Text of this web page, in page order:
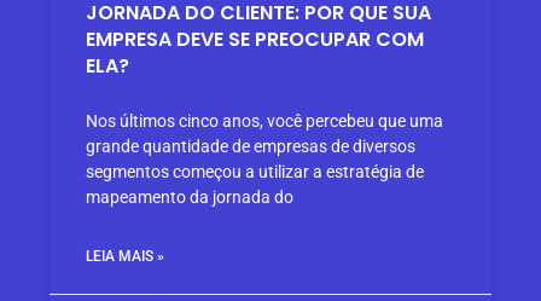
JORNADA DO CLIENTE: POR QUE SUA
EMPRESA DEVE SE PREOCUPAR COM
ELA?
Nos últimos cinco anos, você percebeu que uma
grande quantidade de empresas de diversos
segmentos começou a utilizar a estratégia de
mapeamento da jornada do
LEIA MAIS »